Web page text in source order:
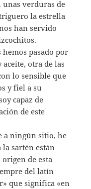
unas verduras de
la estrella
han servido
pasado por
otra de las
lo sensible que
y fiel a su
capaz de
de este
a ningún sitio, he
la sartén están
de esta
del latín
que significa «en